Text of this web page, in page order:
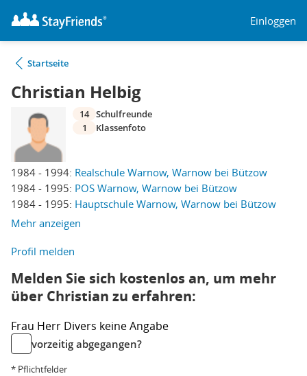
Einloggen
Startseite
Christian Helbig
1984 - 1994: Realschule Warnow, Warnow bei Bützow
1984 - 1995: POS Warnow, Warnow bei Bützow
1984 - 1995: Hauptschule Warnow, Warnow bei Bützow
Mehr anzeigen
14 Schulfreunde
1
Klassenfoto
Profil melden
Melden Sie sich kostenlos an, um mehr
über Christian zu erfahren:
Frau Herr Divers keine Angabe
vorzeitig abgegangen?
* Pflichtfelder